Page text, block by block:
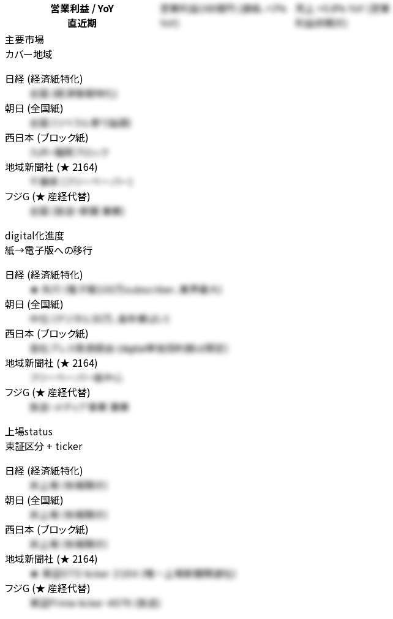
営業利益 / YoY
直近期
営業利益168億円 (連結、+3%
YoY)
売上 +0.8% YoY (営業
利益非開示)
主要市場
カバー地域
日経 (経済紙特化)
全国 (経済情報特化)
朝日 (全国紙)
全国 (リベラル寄り論調)
西日本 (ブロック紙)
九州・福岡ブロック
地域新聞社 (★ 2164)
千葉県 (フリーペーパー)
フジG (★ 産経代替)
全国 (放送・新聞 兼業)
digital化進度
紙→電子版への移行
日経 (経済紙特化)
★ 先行 (電子版100万subscriber、業界最大)
朝日 (全国紙)
中位 (デジタル30万、長年横ばい)
西日本 (ブロック紙)
各社プレス発表経由 (digital単独契約数は限定)
地域新聞社 (★ 2164)
フリーペーパー紙中心
フジG (★ 産経代替)
放送・メディア事業 兼業
上場status
東証区分 + ticker
日経 (経済紙特化)
非上場 (有報開示)
朝日 (全国紙)
非上場 (有報開示)
西日本 (ブロック紙)
非上場 (有報開示)
地域新聞社 (★ 2164)
★ 東証STD ticker 2164 (唯一上場新聞関連社)
フジG (★ 産経代替)
東証Prime ticker 4676 (放送)